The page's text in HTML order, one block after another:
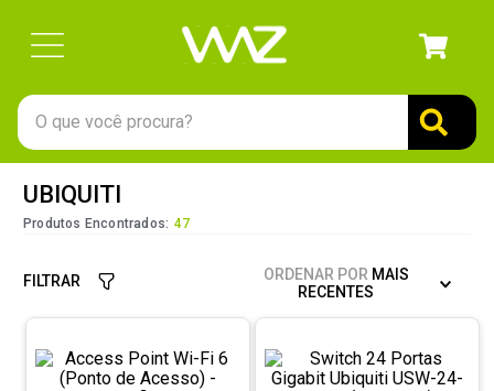
O que você procura?
UBIQUITI
Produtos Encontrados: 47
FILTRAR ORDENAR POR MAIS
RECENTES
teclado
4º
ssd
5º
openbox